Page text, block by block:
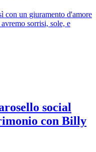
con un giuramento d'amore
sorrisi, sole, e
social
con Billy